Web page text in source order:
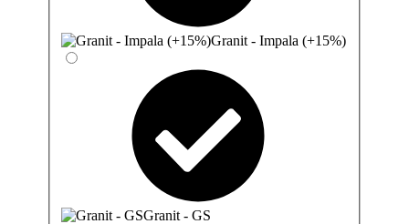
Granit - Impala (+15%)
Granit - GS